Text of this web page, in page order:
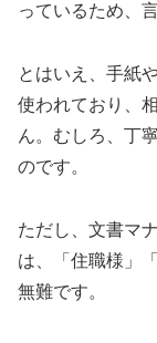
っているため、
とはいえ、手紙
使われており、
ん。むしろ、丁
のです。
ただし、文書マ
は、「住職様」
無難です。